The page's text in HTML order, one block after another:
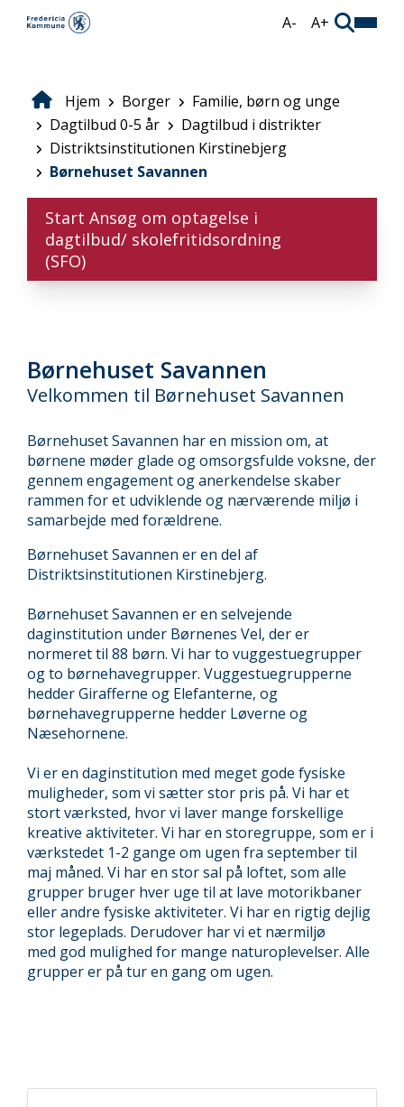
A- A+
Brødkrumme
Hjem Borger
Familie, børn og unge
Dagtilbud 0-5 år
Dagtilbud i distrikter
Distriktsinstitutionen Kirstinebjerg
Børnehuset Savannen
Start Ansøg om optagelse i
dagtilbud/ skolefritidsordning
(SFO)
Børnehuset Savannen
Velkommen til Børnehuset Savannen
Børnehuset Savannen har en mission om, at
børnene møder glade og omsorgsfulde voksne, der
gennem engagement og anerkendelse skaber
rammen for et udviklende og nærværende miljø i
samarbejde med forældrene.
Børnehuset Savannen er en del af
Distriktsinstitutionen Kirstinebjerg.
Børnehuset Savannen er en selvejende
daginstitution under Børnenes Vel, der er
normeret til 88 børn. Vi har to vuggestuegrupper
og to børnehavegrupper. Vuggestuegrupperne
hedder Girafferne og Elefanterne, og
børnehavegrupperne hedder Løverne og
Næsehornene.
Vi er en daginstitution med meget gode fysiske
muligheder, som vi sætter stor pris på. Vi har et
stort værksted, hvor vi laver mange forskellige
kreative aktiviteter. Vi har en storegruppe, som er i
værkstedet 1-2 gange om ugen fra september til
maj måned. Vi har en stor sal på loftet, som alle
grupper bruger hver uge til at lave motorikbaner
eller andre fysiske aktiviteter. Vi har en rigtig dejlig
stor legeplads. Derudover har vi et nærmiljø
med god mulighed for mange naturoplevelser. Alle
grupper er på tur en gang om ugen.